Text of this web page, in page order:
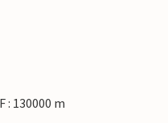
: 130000 m